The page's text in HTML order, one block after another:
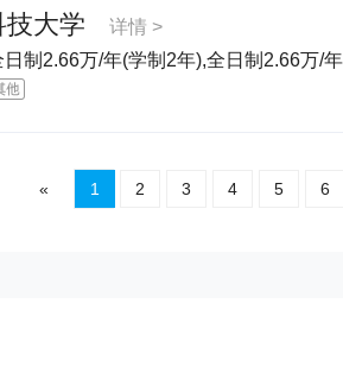
技大学
详情 >
日制2.66万/年(学制2年),全日制2.66万/
« 1 2 3 4 5 6